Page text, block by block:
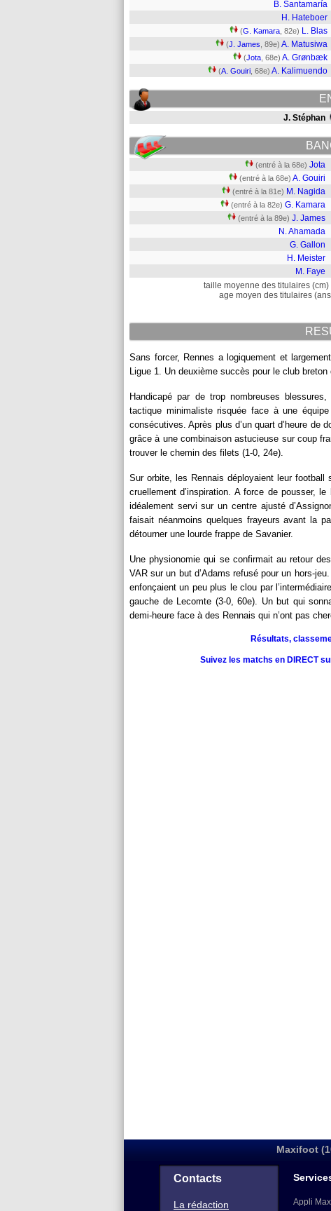
B. Santamaría
H. Hateboer
(G. Kamara , 82e) L. Blas
(J. James , 89e) A. Matusiwa
(Jota , 68e) A. Grønbæk
(A. Gouiri , 68e) A. Kalimuendo
J. Stéphan
(entré à la 68e) Jota
(entré à la 68e) A. Gouiri
(entré à la 81e) M. Nagida
(entré à la 82e) G. Kamara
(entré à la 89e) J. James
N. Ahamada
G. Gallon
H. Meister
M. Faye
taille moyenne des titulaires (cm)
age moyen des titulaires
Sans forcer, Rennes a logiquement et
Ligue 1. Un deuxième succès pour le club
Handicapé par de trop nombreuses
tactique minimaliste risquée face à une
consécutives. Après plus d’un quart d’heure de
grâce à une combinaison astucieuse sur coup
trouver le chemin des filets (1-0, 24e).
Sur orbite, les Rennais déployaient leur
cruellement d’inspiration. A force de pousser,
idéalement servi sur un centre ajusté
faisait néanmoins quelques frayeurs avant la
détourner une lourde frappe de Savanier.
Une physionomie qui se confirmait au retour
VAR sur un but d’Adams refusé pour un hors-
enfonçaient un peu plus le clou par
gauche de Lecomte (3-0, 60e). Un but qui
demi-heure face à des Rennais qui n’ont pas
Résultats,
Suivez les matchs en DIRECT
Maxifoot
Contacts
La rédaction
Appli